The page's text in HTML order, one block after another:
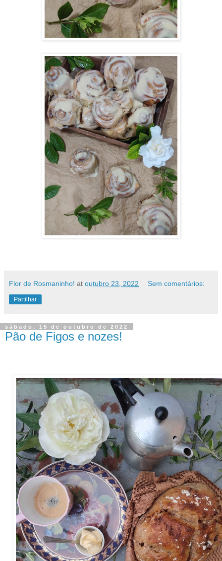
Flor de Rosmaninho! at outubro 23, 2022 Sem comentários:
Partilhar
sábado, 15 de outubro de 2022
Pão de Figos e nozes!